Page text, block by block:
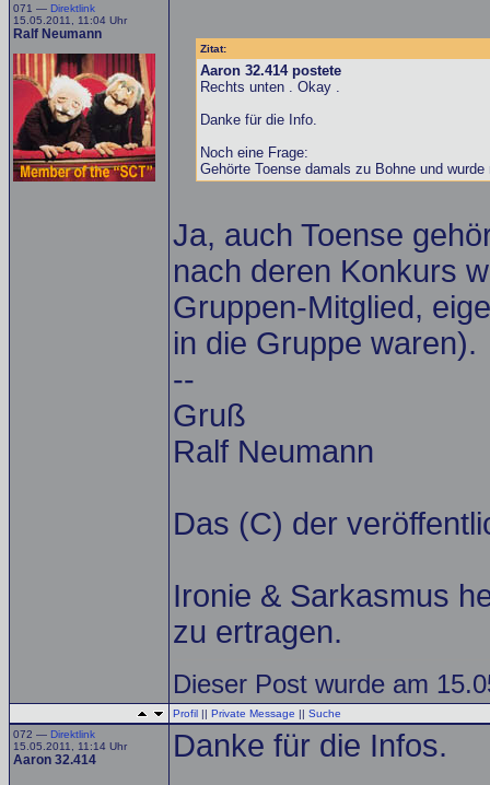
071 — Direktlink
15.05.2011, 11:04 Uhr
Ralf Neumann
Zitat:
Aaron 32.414 postete
Rechts unten . Okay .
Danke für die Info.
Noch eine Frage:
Gehörte Toense damals zu Bohne und
Ja, auch Toense
nach deren Konkurs
Gruppen-Mitglied,
in die Gruppe waren).
--
Gruß
Ralf Neumann
Das (C) der
Ironie & Sarkasmus
zu ertragen.
Dieser Post wurde am
Profil || Private Message || Suche
072 — Direktlink
15.05.2011, 11:14 Uhr
Aaron 32.414 Danke für die Infos.